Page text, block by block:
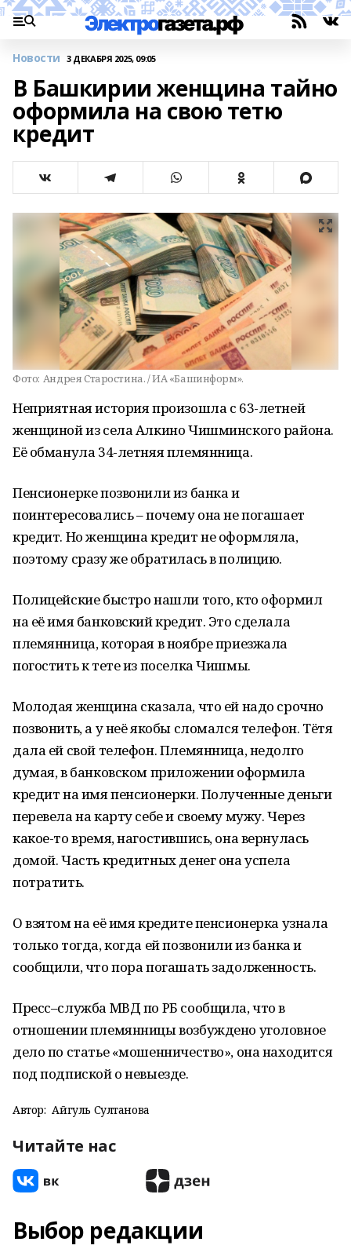
Новости 3 ДЕКАБРЯ 2025, 09:05
В Башкирии женщина тайно
оформила на свою тетю
кредит
Фото: Андрея Старостина. / ИА «Башинформ».
Неприятная история произошла с 63-летней
женщиной из села Алкино Чишминского района.
Её обманула 34-летняя племянница.
Пенсионерке позвонили из банка и
поинтересовались – почему она не погашает
кредит. Но женщина кредит не оформляла,
поэтому сразу же обратилась в полицию.
Полицейские быстро нашли того, кто оформил
на её имя банковский кредит. Это сделала
племянница, которая в ноябре приезжала
погостить к тете из поселка Чишмы.
Молодая женщина сказала, что ей надо срочно
позвонить, а у неё якобы сломался телефон. Тётя
дала ей свой телефон. Племянница, недолго
думая, в банковском приложении оформила
кредит на имя пенсионерки. Полученные деньги
перевела на карту себе и своему мужу. Через
какое-то время, нагостившись, она вернулась
домой. Часть кредитных денег она успела
потратить.
О взятом на её имя кредите пенсионерка узнала
только тогда, когда ей позвонили из банка и
сообщили, что пора погашать задолженность.
Пресс–служба МВД по РБ сообщила, что в
отношении племянницы возбуждено уголовное
дело по статье «мошенничество», она находится
под подпиской о невыезде.
Автор: Айгуль Султанова
Читайте нас
Выбор редакции